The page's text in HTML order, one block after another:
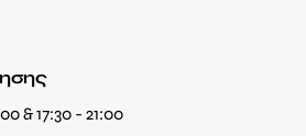
& 17:30 - 21:00